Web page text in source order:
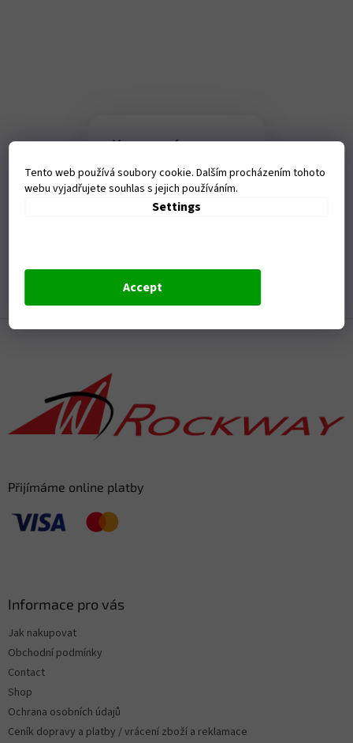
Tento web používá soubory cookie. Dalším procházením tohoto
webu vyjadřujete souhlas s jejich používáním.
Settings
Accept
Kamenná
Tanvaldská 1458, Liberec-
Vratislavice nad Nisou
Přijímáme online platby
Informace pro vás
Jak nakupovat
Obchodní podmínky
Contact
Shop
Ochrana osobních údajů
Ceník dopravy a platby / vrácení zboží a reklamace